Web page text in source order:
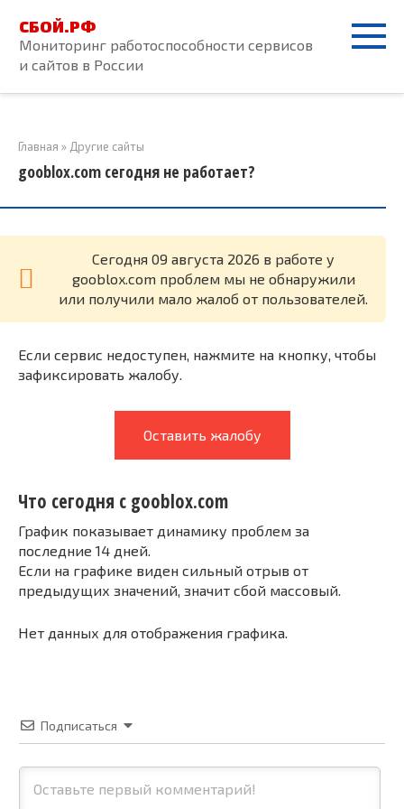
контенту
СБОЙ.РФ
Мониторинг работоспособности сервисов
и сайтов в России
Главная » Другие сайты
gooblox.com сегодня не работает?
Cегодня 09 августа 2026 в работе у
gooblox.com проблем мы не обнаружили
или получили мало жалоб от пользователей.
Если сервис недоступен, нажмите на кнопку, чтобы
зафиксировать жалобу.
Оставить жалобу
Что сегодня с gooblox.com
График показывает динамику проблем за
последние 14 дней.
Если на графике виден сильный отрыв от
предыдущих значений, значит сбой массовый.
Нет данных для отображения графика.
Подписаться